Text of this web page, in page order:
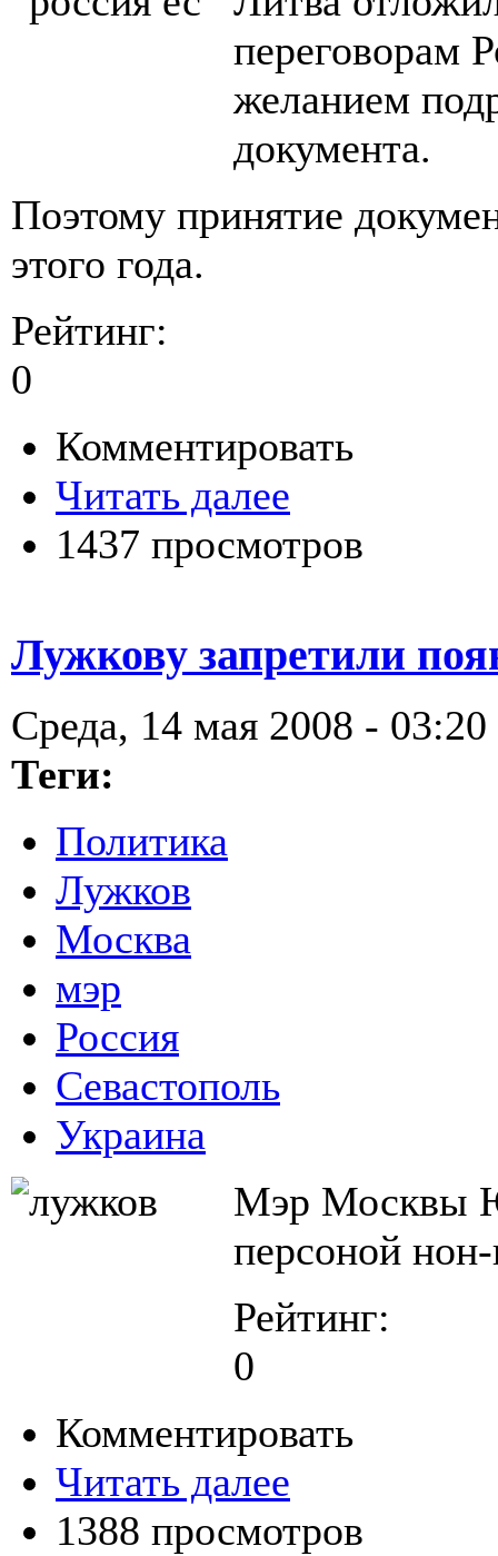
переговорам
желанием
документа.
Поэтому принятие
этого года.
Рейтинг:
0
Комментировать
Читать далее
1437 просмотров
Лужкову запретили
Среда, 14 мая 2008 - 03:20
Теги:
Политика
Лужков
Москва
мэр
Россия
Севастополь
Украина
Мэр Москвы
персоной
Рейтинг:
0
Комментировать
Читать далее
1388 просмотров